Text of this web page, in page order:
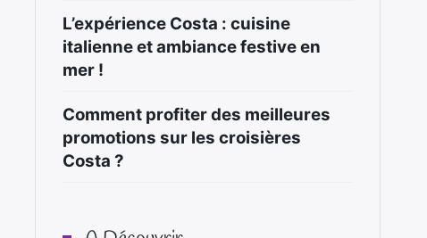
L’expérience Costa : cuisine
italienne et ambiance festive en
mer !
Comment profiter des meilleures
promotions sur les croisières
Costa ?